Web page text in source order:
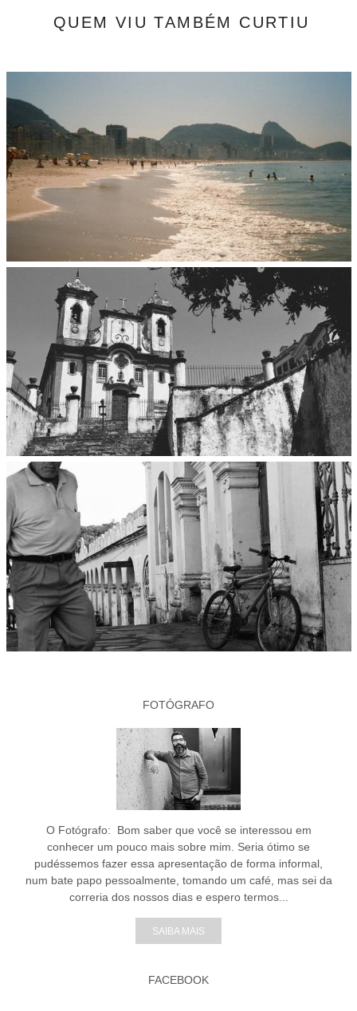
QUEM VIU TAMBÉM CURTIU
FOTÓGRAFO
O Fotógrafo: Bom saber que você se interessou em
conhecer um pouco mais sobre mim. Seria ótimo se
pudéssemos fazer essa apresentação de forma informal,
num bate papo pessoalmente, tomando um café, mas sei da
correria dos nossos dias e espero termos...
SAIBA MAIS
FACEBOOK